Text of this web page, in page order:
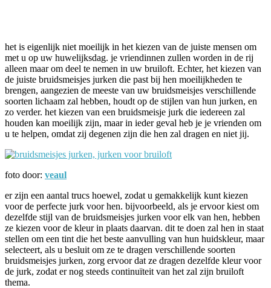
het is eigenlijk niet moeilijk in het kiezen van de juiste mensen om
met u op uw huwelijksdag. je vriendinnen zullen worden in de rij
alleen maar om deel te nemen in uw bruiloft. Echter, het kiezen van
de juiste bruidsmeisjes jurken die past bij hen moeilijkheden te
brengen, aangezien de meeste van uw bruidsmeisjes verschillende
soorten lichaam zal hebben, houdt op de stijlen van hun jurken, en
zo verder. het kiezen van een bruidsmeisje jurk die iedereen zal
houden kan moeilijk zijn, maar in ieder geval heb je je vrienden om
u te helpen, omdat zij degenen zijn die hen zal dragen en niet jij.
foto door: veaul
er zijn een aantal trucs hoewel, zodat u gemakkelijk kunt kiezen
voor de perfecte jurk voor hen. bijvoorbeeld, als je ervoor kiest om
dezelfde stijl van de bruidsmeisjes jurken voor elk van hen, hebben
ze kiezen voor de kleur in plaats daarvan. dit te doen zal hen in staat
stellen om een tint die het beste aanvulling van hun huidskleur, maar
selecteert, als u besluit om ze te dragen verschillende soorten
bruidsmeisjes jurken, zorg ervoor dat ze dragen dezelfde kleur voor
de jurk, zodat er nog steeds continuïteit van het zal zijn bruiloft
thema.